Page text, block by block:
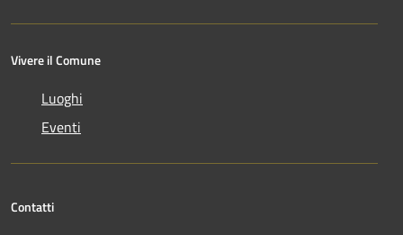
Vivere il Comune
Luoghi
Eventi
Contatti